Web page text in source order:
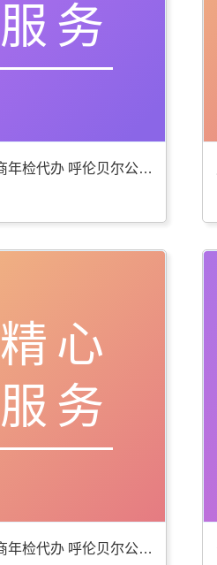
服务
优质工商年检代办 呼伦贝尔公司注册服务棒
精心
服务
专业工商年检代办 呼伦贝尔公司注册服务优